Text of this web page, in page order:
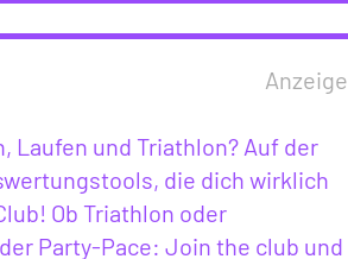
Anzeige
Laufen und Triathlon? Auf der
die dich wirklich
Ob Triathlon oder
Party-Pace: Join the club und